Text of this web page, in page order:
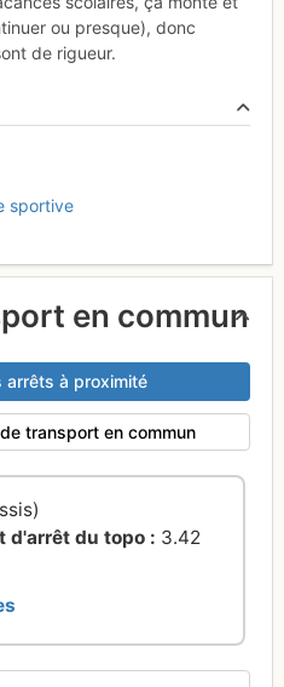
ou presque), donc
de rigueur.
sportive
en commun
arrêts à proximité
transport en commun
d'arrêt du topo : 3.42